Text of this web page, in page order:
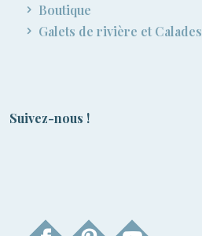
Boutique
Galets de rivière et Calades
Suivez-nous !